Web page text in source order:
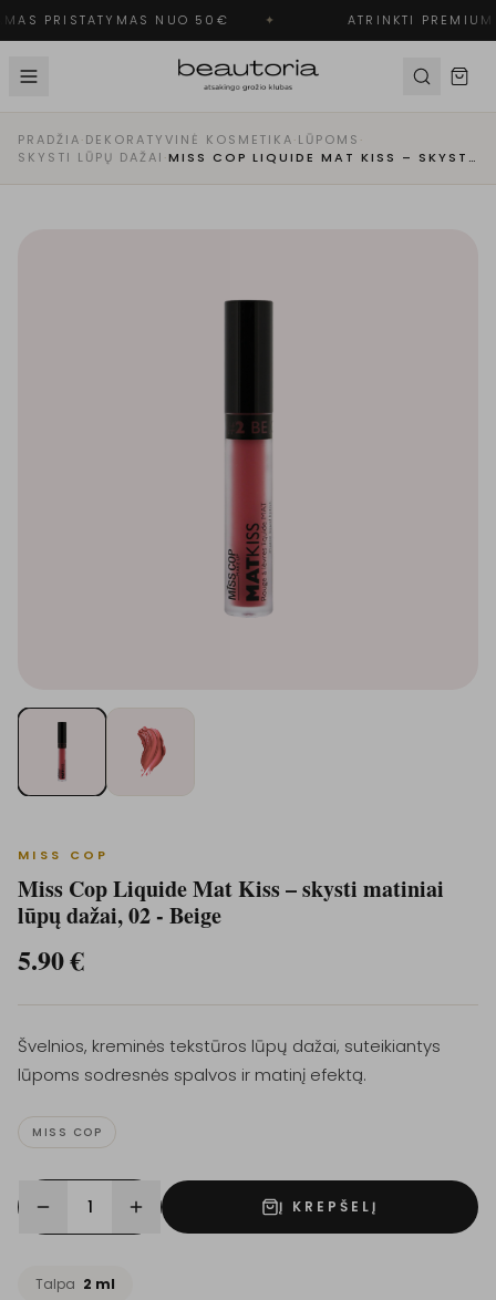
PRISTATYMAS NUO 50€ ✦ ATRINKTI PREMIUM
PRADŽIA·DEKORATYVINĖ KOSMETIKA·LŪPOMS ·
SKYSTI LŪPŲ DAŽAI · MISS COP LIQUIDE MAT KISS – SKYSTI MATINIAI LŪPŲ DAŽAI, 02 - BEIGE
MISS COP
Miss Cop Liquide Mat Kiss – skysti matiniai
lūpų dažai, 02 - Beige
5.90€
Švelnios, kreminės tekstūros lūpų dažai, suteikiantys
lūpoms sodresnės spalvos ir matinį efektą.
MISS COP
1 Į KREPŠELĮ
Talpa 2 ml